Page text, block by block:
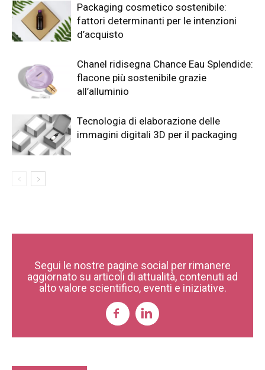
Packaging cosmetico sostenibile:
fattori determinanti per le intenzioni
d’acquisto
Chanel ridisegna Chance Eau Splendide:
flacone più sostenibile grazie
all’alluminio
Tecnologia di elaborazione delle
immagini digitali 3D per il packaging
Segui le nostre pagine social per rimanere
aggiornato su articoli di attualità, contenuti ad
alto valore scientifico, eventi e iniziative.